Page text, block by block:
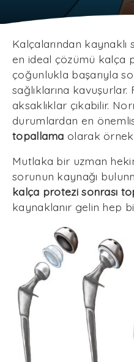
Kalçalarından
en ideal çözümü kalça
çoğunlukla başarıyla
sağlıklarına
aksaklıklar çıkabilir.
durumlardan en
topallama olarak
Mutlaka bir uzman
sorunun kaynağı
kalça protezi sonrası
kaynaklanır gelin hep